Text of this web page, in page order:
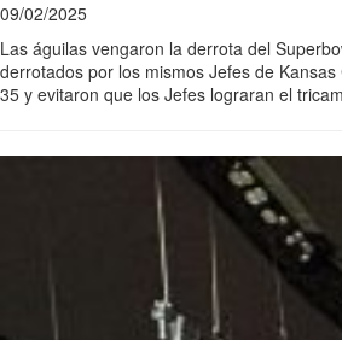
09/02/2025
Las águilas vengaron la derrota del
derrotados por los mismos Jefes de
35 y evitaron que los Jefes lograran el